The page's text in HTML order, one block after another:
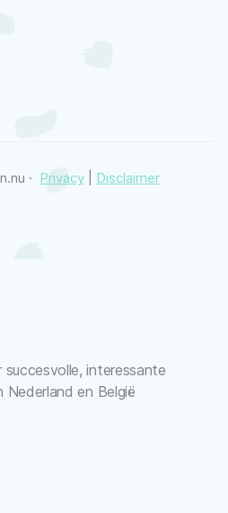
· Privacy| Disclaimer
interessante
Nederland en België